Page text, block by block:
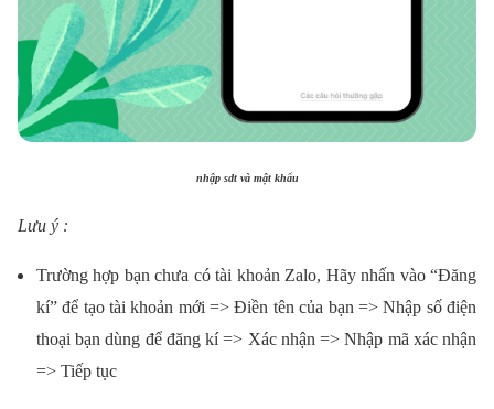
nhập sdt và mật khẩu
Lưu ý :
Trườnghợp bạn chưa có tài khoản Zalo, Hãy nhấn vào “Đăng
kí” để tạo tài khoản mới =>Điền tên của bạn => Nhập số điện
thoại bạn dùng để đăng kí => Xác nhận => Nhập mã xác nhận
=> Tiếp tục